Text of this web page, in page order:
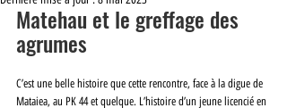
Matehau et ﻿le greffage ﻿des
agrumes
C’est une belle histoire que cette rencontre, face à la digue de
Mataiea, au PK 44 et quelque. L’histoire d’un jeune licencié en